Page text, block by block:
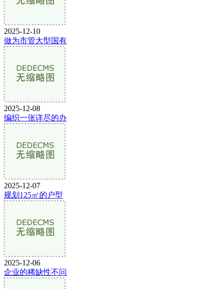
2025-12-10
做为市管大型国有
2025-12-08
编织一张详尽的办
2025-12-07
规划125㎡的户型
2025-12-06
企业的稀缺性不问